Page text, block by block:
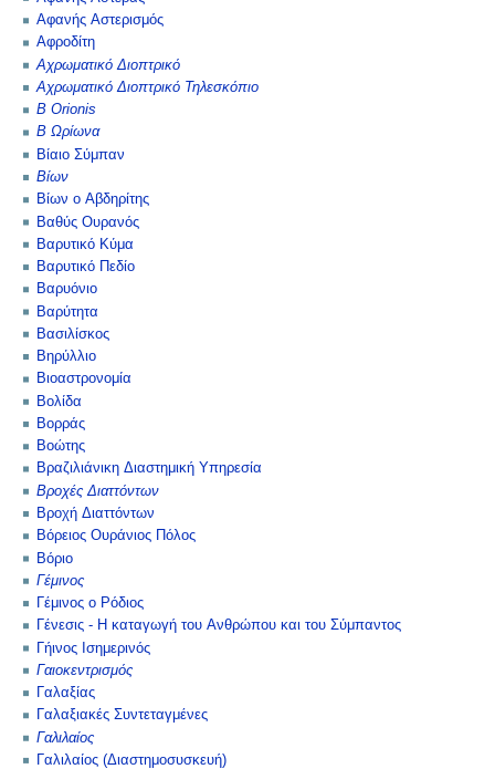
Αφανής Αστερισμός
Αφροδίτη
Αχρωματικό Διοπτρικό
Αχρωματικό Διοπτρικό Τηλεσκόπιο
Β Orionis
Β Ωρίωνα
Βίαιο Σύμπαν
Βίων
Βίων ο Αβδηρίτης
Βαθύς Ουρανός
Βαρυτικό Κύμα
Βαρυτικό Πεδίο
Βαρυόνιο
Βαρύτητα
Βασιλίσκος
Βηρύλλιο
Βιοαστρονομία
Βολίδα
Βορράς
Βοώτης
Βραζιλιάνικη Διαστημική Υπηρεσία
Βροχές Διαττόντων
Βροχή Διαττόντων
Βόρειος Ουράνιος Πόλος
Βόριο
Γέμινος
Γέμινος ο Ρόδιος
Γένεσις - Η καταγωγή του Ανθρώπου και του Σύμπαντος
Γήινος Ισημερινός
Γαιοκεντρισμός
Γαλαξίας
Γαλαξιακές Συντεταγμένες
Γαλιλαίος
Γαλιλαίος (Διαστημοσυσκευή)